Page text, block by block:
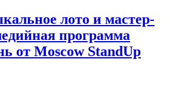
лото и мастер-
программа
от Moscow StandUp